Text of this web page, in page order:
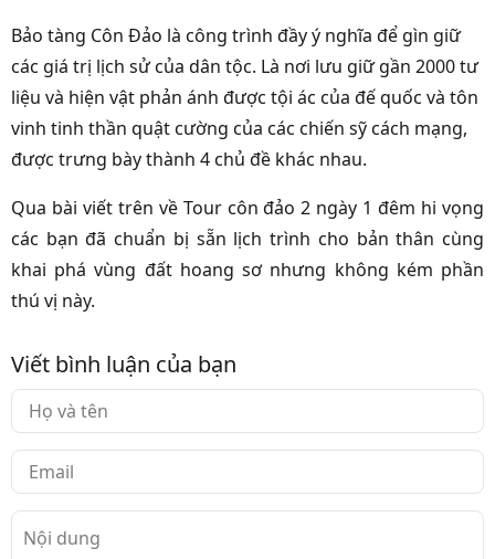
Bảo tàng Côn Đảo là công trình đầy ý nghĩa để gìn giữ
các giá trị lịch sử của dân tộc. Là nơi lưu giữ gần 2000 tư
liệu và hiện vật phản ánh được tội ác của đế quốc và tôn
vinh tinh thần quật cường của các chiến sỹ cách mạng,
được trưng bày thành 4 chủ đề khác nhau.
Qua bài viết trên về Tour côn đảo 2 ngày 1 đêm hi vọng
các bạn đã chuẩn bị sẵn lịch trình cho bản thân cùng
khai phá vùng đất hoang sơ nhưng không kém phần
thú vị này.
Viết bình luận của bạn